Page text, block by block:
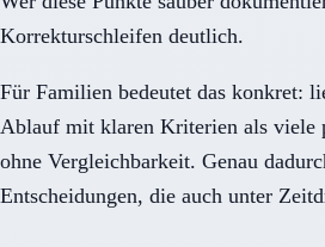
Korrekturschleifen deutlich.
Für Familien bedeutet das konkret:
Ablauf mit klaren Kriterien als viele
ohne Vergleichbarkeit. Genau
Entscheidungen, die auch unter